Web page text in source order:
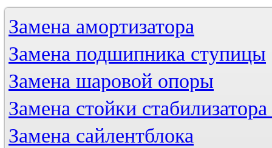
Замена амортизатора
Замена подшипника ступицы
Замена шаровой опоры
Замена стойки
Замена сайлентблока